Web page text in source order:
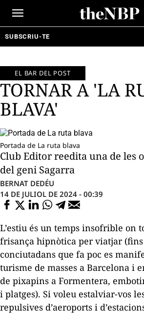
SUBSCRIU-TE
EL BAR DEL POST
TORNAR A 'LA
BLAVA'
Portada de La ruta blava
Club Editor reedita una de les
del geni Sagarra
BERNAT DEDÉU
14 DE JULIOL DE 2024 - 00:39
L’estiu és un temps insofrible on
frisança hipnòtica per viatjar
conciutadans que fa poc es
turisme de masses a Barcelona i
de pixapins a Formentera,
i platges). Si voleu estalviar-vos
repulsives d’aeroports i